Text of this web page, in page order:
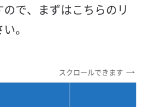
消臭処理 防汚コーティング
で、まずはこちらのリ
。
スクロールできます